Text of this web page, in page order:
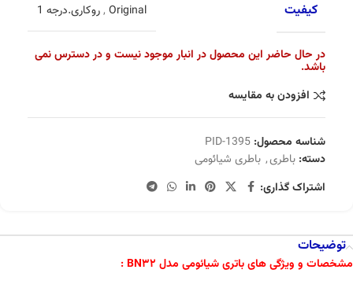
کیفیت Original
,روکاری.درجه 1
در حال حاضر این محصول در انبار موجود نیست و در دسترس نمی
باشد.
افزودن به مقایسه
شناسه محصول: PID-1395
دسته: باطری, باطری شیائومی
اشتراک گذاری:
توضیحات
مشخصات و ویژگی های باتری شیائومی مدل BN32 :